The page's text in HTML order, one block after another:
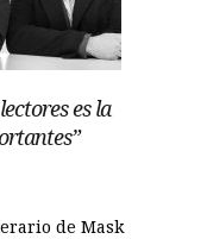
es la
de Mask